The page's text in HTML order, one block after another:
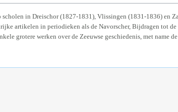
in Dreischor (1827-1831), Vlissingen (1831-1836) en
artikelen in periodieken als de Navorscher, Bijdragen tot de
grotere werken over de Zeeuwse geschiedenis, met name